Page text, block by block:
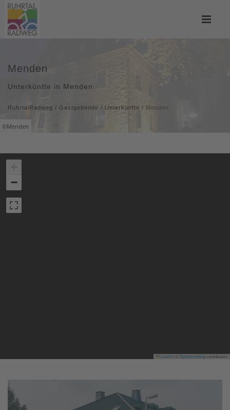
©Menden
Menden
Unterkünfte in Menden
RuhrtalRadweg / Gastgebende / Unterkünfte / Menden
−
Leaflet OpenStreetMapcontributors